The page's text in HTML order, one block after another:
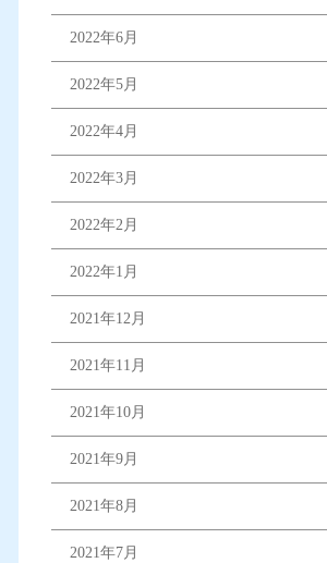
2022年6月
2022年5月
2022年4月
2022年3月
2022年2月
2022年1月
2021年12月
2021年11月
2021年10月
2021年9月
2021年8月
2021年7月